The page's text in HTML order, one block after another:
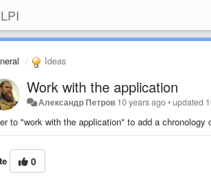
Ideas
Work with the application
Александр Петров 10 years ago•updated
to "work with the application" to add a chronology
0